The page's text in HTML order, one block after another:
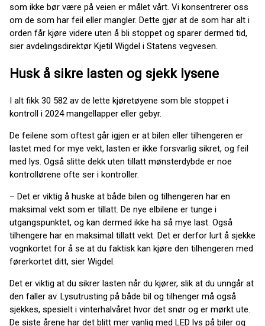
som ikke bør være på veien er målet vårt. Vi konsentrerer oss
om de som har feil eller mangler. Dette gjør at de som har alt i
orden får kjøre videre uten å bli stoppet og sparer dermed tid,
sier avdelingsdirektør Kjetil Wigdel i Statens vegvesen.
Husk å sikre lasten og sjekk lysene
I alt fikk 30 582 av de lette kjøretøyene som ble stoppet i
kontroll i 2024 mangellapper eller gebyr.
De feilene som oftest går igjen er at bilen eller tilhengeren er
lastet med for mye vekt, lasten er ikke forsvarlig sikret, og feil
med lys. Også slitte dekk uten tillatt mønsterdybde er noe
kontrollørene ofte ser i kontroller.
– Det er viktig å huske at både bilen og tilhengeren har en
maksimal vekt som er tillatt. De nye elbilene er tunge i
utgangspunktet, og kan dermed ikke ha så mye last. Også
tilhengere har en maksimal tillatt vekt. Det er derfor lurt å sjekke
vognkortet for å se at du faktisk kan kjøre den tilhengeren med
førerkortet ditt, sier Wigdel.
Det er viktig at du sikrer lasten når du kjører, slik at du unngår at
den faller av. Lysutrusting på både bil og tilhenger må også
sjekkes, spesielt i vinterhalvåret hvor det snør og er mørkt ute.
De siste årene har det blitt mer vanlig med LED lys på biler og